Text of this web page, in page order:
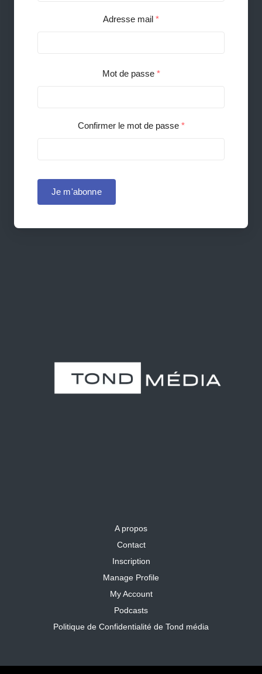
Adresse mail *
Mot de passe *
Confirmer le mot de passe *
Je m'abonne
A propos
Contact
Inscription
Manage Profile
My Account
Podcasts
Politique de Confidentialité de Tond média